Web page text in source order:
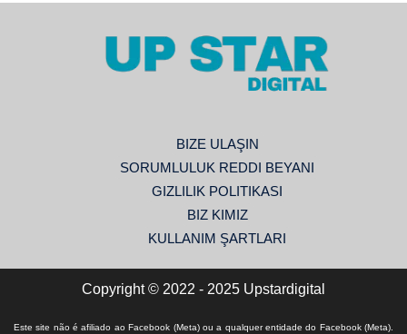
BIZE ULAŞIN
SORUMLULUK REDDI BEYANI
GIZLILIK POLITIKASI
BIZ KIMIZ
KULLANIM ŞARTLARI
Copyright © 2022 - 2025 Upstardigital
Este site não é afiliado ao Facebook (Meta) ou a qualquer entidade do Facebook (Meta).